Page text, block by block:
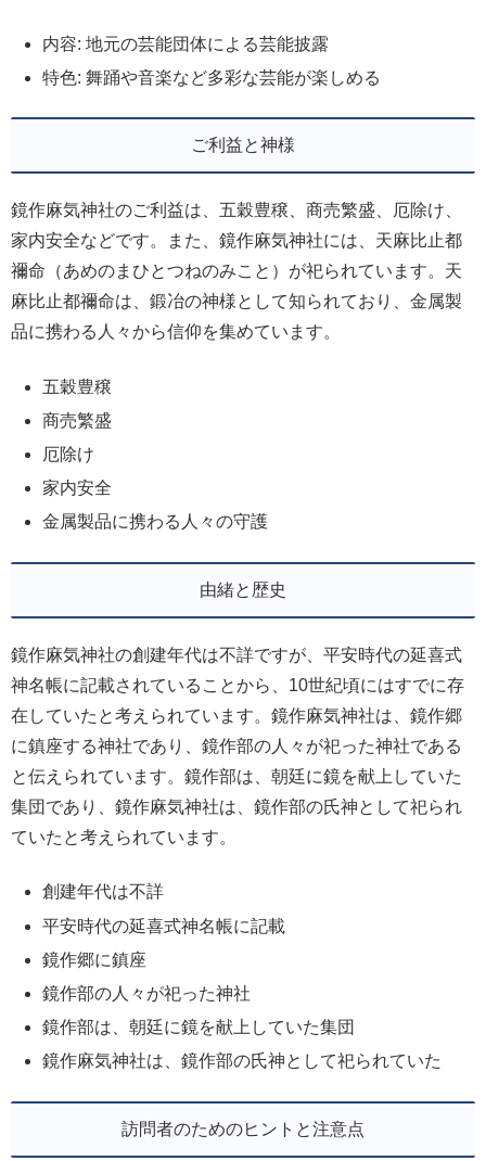
内容: 地元の芸能団体による芸能披露
特色: 舞踊や音楽など多彩な芸能が楽しめる
ご利益と神様
鏡作麻気神社のご利益は、五穀豊穣、商売繁盛、厄除け、
家内安全などです。また、鏡作麻気神社には、天麻比止都
禰命（あめのまひとつねのみこと）が祀られています。天
麻比止都禰命は、鍛冶の神様として知られており、金属製
品に携わる人々から信仰を集めています。
五穀豊穣
商売繁盛
厄除け
家内安全
金属製品に携わる人々の守護
由緒と歴史
鏡作麻気神社の創建年代は不詳ですが、平安時代の延喜式
神名帳に記載されていることから、10世紀頃にはすでに存
在していたと考えられています。鏡作麻気神社は、鏡作郷
に鎮座する神社であり、鏡作部の人々が祀った神社である
と伝えられています。鏡作部は、朝廷に鏡を献上していた
集団であり、鏡作麻気神社は、鏡作部の氏神として祀られ
ていたと考えられています。
創建年代は不詳
平安時代の延喜式神名帳に記載
鏡作郷に鎮座
鏡作部の人々が祀った神社
鏡作部は、朝廷に鏡を献上していた集団
鏡作麻気神社は、鏡作部の氏神として祀られていた
訪問者のためのヒントと注意点